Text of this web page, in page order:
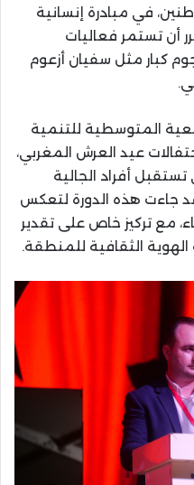
في مبادرة إنسانية
أن تستمر فعاليات
كبار مثل سفيان أزعوم
المتوسطية للتنمية
عيد العرش المغربي،
تستقبل أفراد الجالية
جاءت هذه الدورة لتعكس
مع تركيز خاص على تقدير
الثقافية للمنطقة.